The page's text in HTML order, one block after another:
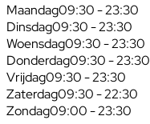
Maandag09:30 - 23:30
Dinsdag09:30 - 23:30
Woensdag09:30 - 23:30
Donderdag09:30 - 23:30
Vrijdag09:30 - 23:30
Zaterdag09:30 - 22:30
Zondag09:00 - 23:30